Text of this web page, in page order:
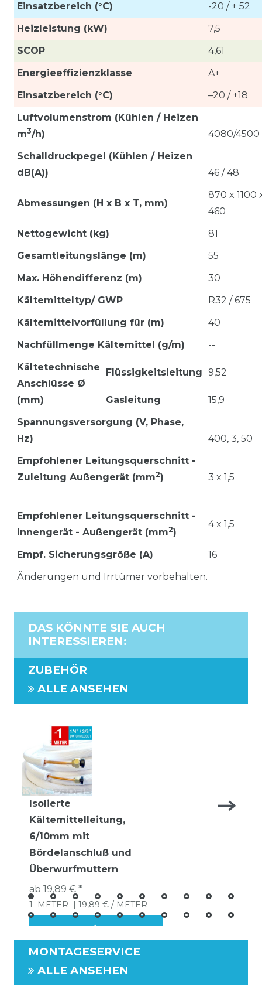
Einsatzbereich (°C)
-20 / + 52
Heizleistung (kW)
7,5
SCOP
4,61
Energieeffizienzklasse
A+
Einsatzbereich (°C)
–20 / +18
Luftvolumenstrom (Kühlen / Heizen
m3/h)
4080/4500
Schalldruckpegel (Kühlen / Heizen
dB(A))
46 / 48
Abmessungen (H x B x T, mm)
870 x 1100
460
Nettogewicht (kg)
81
Gesamtleitungslänge (m)
55
Max. Höhendifferenz (m)
30
Kältemitteltyp/ GWP
R32 / 675
Kältemittelvorfüllung für (m)
40
Nachfüllmenge Kältemittel (g/m)
--
Kältetechnische
Anschlüsse Ø
(mm)
Flüssigkeitsleitung 9,52
Gasleitung
15,9
Spannungsversorgung (V, Phase,
Hz)
400, 3, 50
Empfohlener Leitungsquerschnitt -
Zuleitung Außengerät (mm2) 3 x 1,5
Empfohlener Leitungsquerschnitt -
Innengerät - Außengerät (mm2)
4 x 1,5
Empf. Sicherungsgröße (A)
16
Änderungen und Irrtümer vorbehalten.
DAS KÖNNTE SIE AUCH
INTERESSIEREN:
ZUBEHÖR
ALLE ANSEHEN
Isolierte
Kältemittelleitung,
6/10mm mit
Bördelanschluß und
Überwurfmuttern
ab 19,89 € *
1 METER | 19,89 € / METER
MONTAGESERVICE
ALLE ANSEHEN